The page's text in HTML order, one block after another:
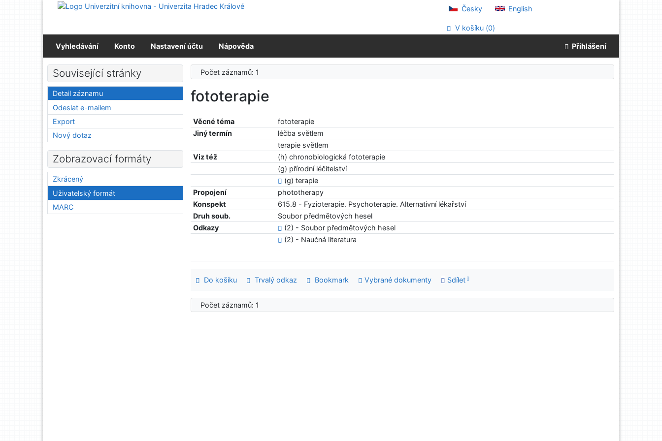
Přejít na obsah
Česky English
V košíku (0)
Vyhledávání Konto Nastavení účtu Nápověda Přihlášení
Počet záznamů: 1
fototerapie
Věcné téma
fototerapie
Jiný termín
léčba světlem
terapie světlem
Viz též
(h) chronobiologická fototerapie
(g) přírodní léčitelství
(g) terapie
Propojení
phototherapy
Konspekt
615.8 - Fyzioterapie. Psychoterapie. Alternativní lékařství
Druh soub.
Soubor předmětových hesel
Odkazy
(2) - Soubor předmětových hesel
(2) - Naučná literatura
Do košíku Trvalý odkaz Bookmark Vybrané dokumenty Sdílet
Počet záznamů: 1
Související stránky
Detail záznamu
Odeslat e-mailem
Export
Nový dotaz
Zobrazovací formáty
Zkrácený
Uživatelský formát
MARC